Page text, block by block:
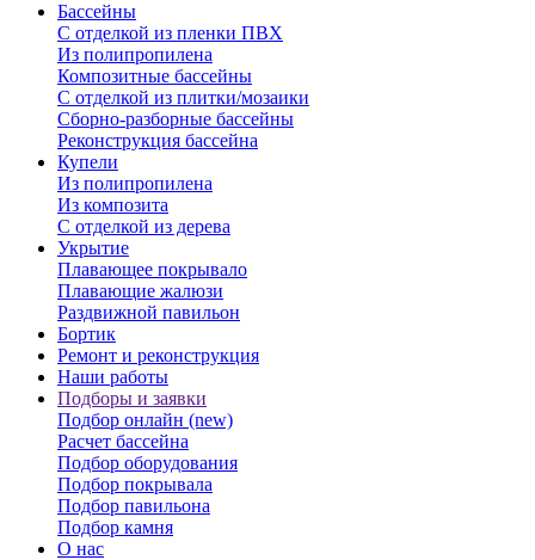
Бассейны
С отделкой из пленки ПВХ
Из полипропилена
Композитные бассейны
С отделкой из плитки/мозаики
Сборно-разборные бассейны
Реконструкция бассейна
Купели
Из полипропилена
Из композита
С отделкой из дерева
Укрытие
Плавающее покрывало
Плавающие жалюзи
Раздвижной павильон
Бортик
Ремонт и реконструкция
Наши работы
Подборы и заявки
Подбор онлайн (new)
Расчет бассейна
Подбор оборудования
Подбор покрывала
Подбор павильона
Подбор камня
О нас